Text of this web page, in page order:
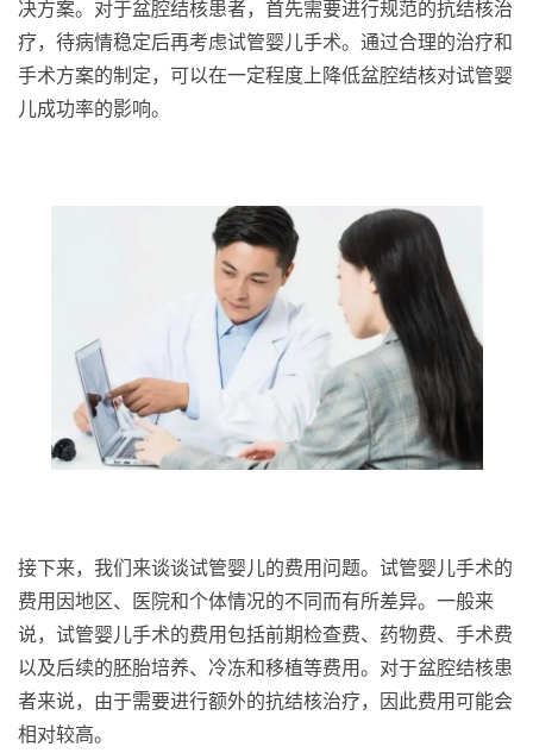
决方案。对于盆腔结核患者，首先需要进行规范的抗结核治
疗，待病情稳定后再考虑试管婴儿手术。通过合理的治疗和
手术方案的制定，可以在一定程度上降低盆腔结核对试管婴
儿成功率的影响。
接下来，我们来谈谈试管婴儿的费用问题。试管婴儿手术的
费用因地区、医院和个体情况的不同而有所差异。一般来
说，试管婴儿手术的费用包括前期检查费、药物费、手术费
以及后续的胚胎培养、冷冻和移植等费用。对于盆腔结核患
者来说，由于需要进行额外的抗结核治疗，因此费用可能会
相对较高。